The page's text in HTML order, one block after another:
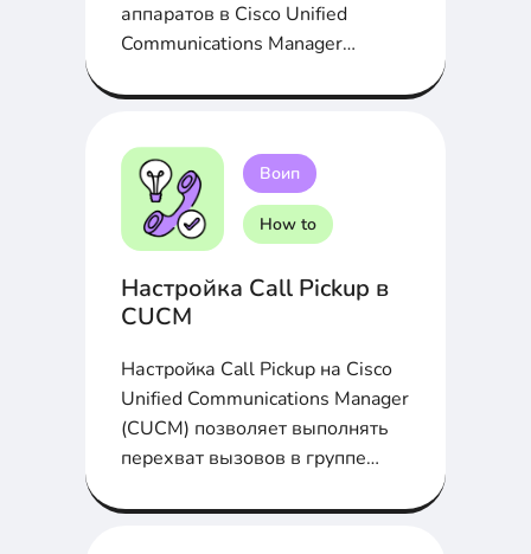
аппаратов в Cisco Unified
Communications Manager
Воип
How to
Настройка Call Pickup в
CUCM
Настройка Call Pickup на Cisco
Unified Communications Manager
(CUCM) позволяет выполнять
перехват вызовов в группе